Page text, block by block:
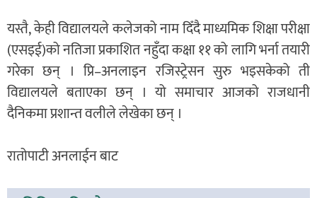
यस्तै, केही विद्यालयले कलेजको नाम दिँदै माध्यमिक शिक्षा परीक्षा
(एसइई)को नतिजा प्रकाशित नहुँदा कक्षा ११ को लागि भर्ना तयारी
गरेका छन् । प्रि–अनलाइन रजिस्ट्रेसन सुरु भइसकेको ती
विद्यालयले बताएका छन् । यो समाचार आजको राजधानी
दैनिकमा प्रशान्त वलीले लेखेका छन् ।
रातोपाटी अनलाईन बाट